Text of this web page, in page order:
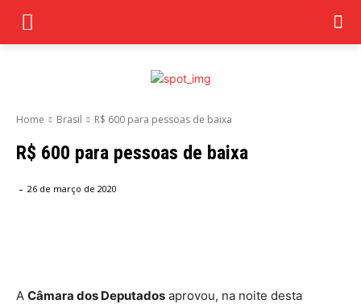
Home Brasil R$ 600 para pessoas de baixa
R$ 600 para pessoas de baixa
- 26 de março de 2020
A Câmara dos Deputados aprovou, na noite desta